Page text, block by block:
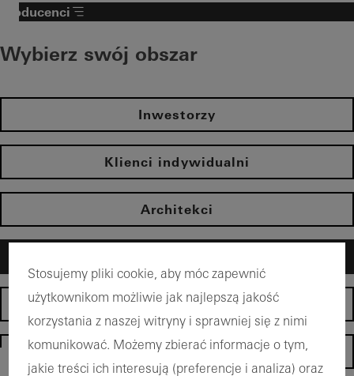
Producenci
Wybierz swój obszar
Inwestorzy
Klienci indywidualni
Architekci
Dystrybutorzy
Strona główna
Stosujemy pliki cookie, aby móc zapewnić
użytkownikom możliwie jak najlepszą jakość
korzystania z naszej witryny i sprawniej się z nimi
komunikować. Możemy zbierać informacje o tym,
jakie treści ich interesują (preferencje i analiza) oraz